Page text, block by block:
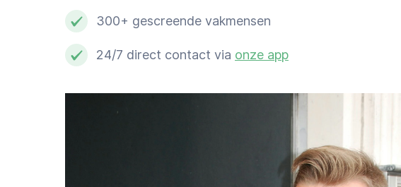
Witgoedmonteur
Hovenier
Schoonmaker
300+ gescreende vakmensen
24/7 direct contact via onze app